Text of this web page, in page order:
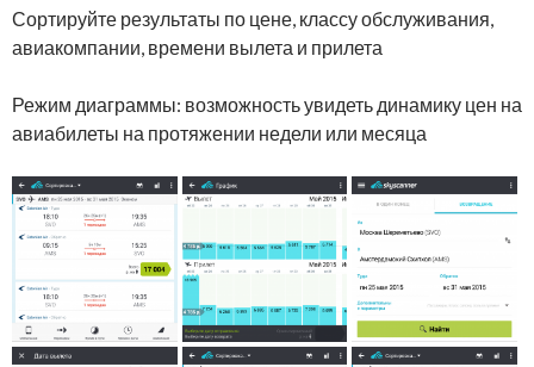
Сортируйте результаты по цене, классу обслуживания,
авиакомпании, времени вылета и прилета
Режим диаграммы: возможность увидеть динамику цен на
авиабилеты на протяжении недели или месяца